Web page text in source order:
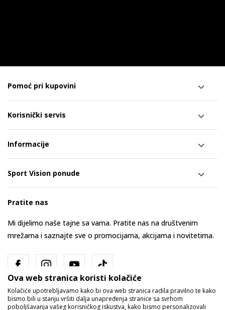
Pomoć pri kupovini
Korisnički servis
Informacije
Sport Vision ponude
Pratite nas
Mi dijelimo naše tajne sa vama. Pratite nas na društvenim
mrežama i saznajte sve o promocijama, akcijama i novitetima.
Ova web stranica koristi kolačiće
Kolačiće upotrebljavamo kako bi ova web stranica radila pravilno te kako
bismo bili u stanju vršiti dalja unapređenja stranice sa svrhom
poboljšavanja vašeg korisničkog iskustva, kako bismo personalizovali